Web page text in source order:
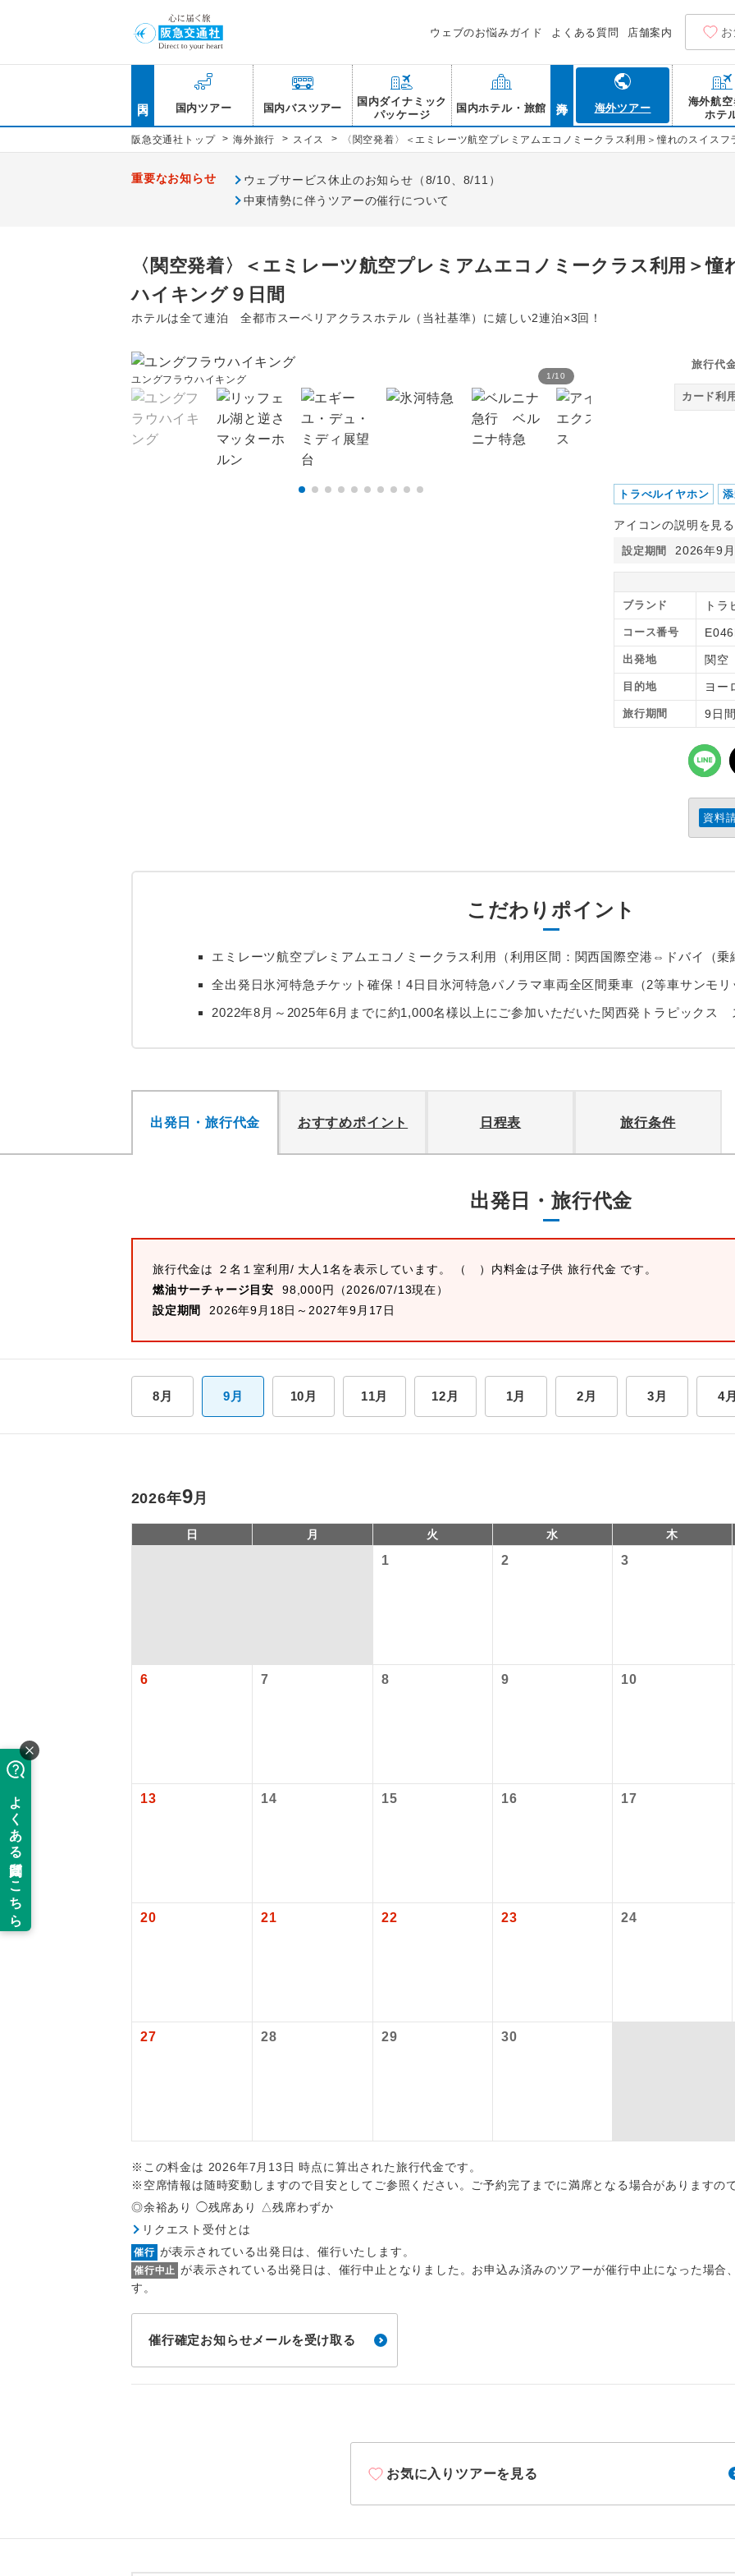
ウェブのお悩みガイド よくある質問 店舗案内
国内ツアー 国内バスツアー
国内ダイナミック
パッケージ
国内ホテル・旅館 海外ツアー
海外航空
ホテ
阪急交通社トップ > 海外旅行 > スイス > 〈関空発着〉＜エミレーツ航空プレミアムエコノミークラス利用＞憧れのスイスフ
重要なお知らせ
ウェブサービス休止のお知らせ（8/10、8/11）
中東情勢に伴うツアーの催行について
〈関空発着〉＜エミレーツ航空プレミアムエコノミークラス利用＞憧
ハイキング９日間
ホテルは全て連泊 全都市スーペリアクラスホテル（当社基準）に嬉しい2連泊×3回！
1 /10
ユングフラウハイキング
旅行代
カード利
トラべルイヤホン
アイコンの説明を見
設定期間 2026年9
ブランド トラ
コース番号
出発地 関空
目的地 ヨー
旅行期間 9日間
資料
こだわりポイント
エミレーツ航空プレミアムエコノミークラス利用（利用区間：関西国際空港⇔ドバイ（乗
全出発日氷河特急チケット確保！4日目氷河特急パノラマ車両全区間乗車（2等車サンモリ
2022年8月～2025年6月までに約1,000名様以上にご参加いただいた関西発トラピックス
出発日・旅行代金 おすすめポイント 日程表 旅行条件
出発日・旅行代金
旅行代金は ２名１室利用/ 大人1名を表示しています。 （ ）内料金は子供 旅行代金 です。
燃油サーチャージ目安
98,000円（2026/07/13現在）
設定期間
2026年9月18日～2027年9月17日
8月 9月 10月 11月 12月 1月 2月 3月 4月
2026年9月
日 月 火 水 木
1 2 3
6 7 8 9 10
13 14 15 16 17
20 21 22 23 24
27 28 29 30
※この料金は 2026年7月13日 時点に算出された旅行代金です。
※空席情報は随時変動しますので目安としてご参照ください。ご予約完了までに満席となる場合がありますの
◎余裕あり ◯残席あり △残席わずか
リクエスト受付とは
催行 が表示されている出発日は、催行いたします。
催行中止 が表示されている出発日は、催行中止となりました。お申込み済みのツアーが催行中止になった場合
す。
催行確定お知らせメールを受け取る
お気に入りツアーを見る
旅行代金に燃油サーチャージは含まれておりません。別途お支払いが必要とな
旅行代金に、以下の料金は含まれておりません。別途お支払が必要となりま
【旅客保安サービス料】
旅行代金に各国空港の旅客サービス施設使用料と空港税等は含まれておりま
払いが必要となります。
2026/8/14 大人（12歳以上）1,000円、子供（2歳以上12歳未満）1,000円、幼
このツアーは以下の出発地から追加代金でご参加いただけます。
当ツアーは日程表に記載の出発空港だけでなく、各地より下記追加代金に
道などを利用しご参加いただけます。
アイコン 説明
ユネスコに登録されている文化遺産や自然遺産
スです。
大浴場 ご宿泊ホテルに大浴場が付いています。
トラベルイヤホン
ができます。
2名様催行
航空会社指定
利用航空会社が指定なので、ご出発の計画にと